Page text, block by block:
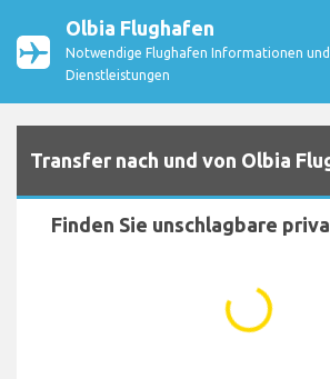
Olbia Flughafen
Notwendige Flughafen Informationen und
Dienstleistungen
Transfer nach und von Olbia
Finden Sie unschlagbare